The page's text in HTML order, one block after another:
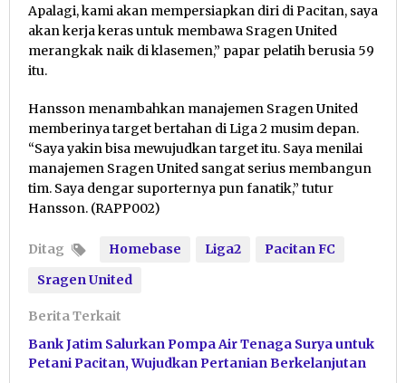
Apalagi, kami akan mempersiapkan diri di Pacitan, saya
akan kerja keras untuk membawa Sragen United
merangkak naik di klasemen,” papar pelatih berusia 59
itu.
Hansson menambahkan manajemen Sragen United
memberinya target bertahan di Liga 2 musim depan.
“Saya yakin bisa mewujudkan target itu. Saya menilai
manajemen Sragen United sangat serius membangun
tim. Saya dengar suporternya pun fanatik,” tutur
Hansson. (RAPP002)
Ditag Homebase Liga2
Pacitan FC
Sragen United
Berita Terkait
Bank Jatim Salurkan Pompa Air Tenaga Surya untuk
Petani Pacitan, Wujudkan Pertanian Berkelanjutan